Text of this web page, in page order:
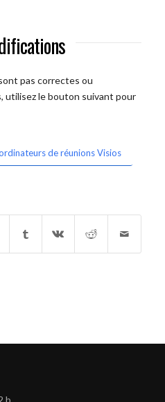
pas correctes ou
le bouton suivant pour
de réunions Visios
b